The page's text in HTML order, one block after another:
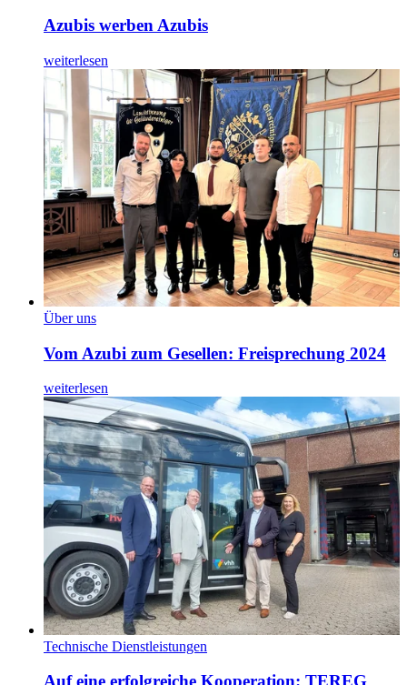
Azubis werben Azubis
weiterlesen
Über uns
Vom Azubi zum Gesellen: Freisprechung 2024
weiterlesen
Technische Dienstleistungen